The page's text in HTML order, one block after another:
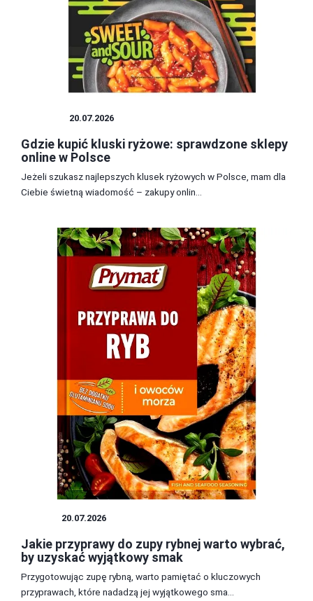
20.07.2026
Gdzie kupić kluski ryżowe: sprawdzone sklepy
online w Polsce
Jeżeli szukasz najlepszych klusek ryżowych w Polsce, mam dla
Ciebie świetną wiadomość – zakupy onlin...
20.07.2026
Jakie przyprawy do zupy rybnej warto wybrać,
by uzyskać wyjątkowy smak
Przygotowując zupę rybną, warto pamiętać o kluczowych
przyprawach, które nadadzą jej wyjątkowego sma...